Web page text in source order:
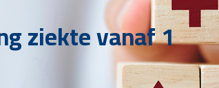
ziekte vanaf 1